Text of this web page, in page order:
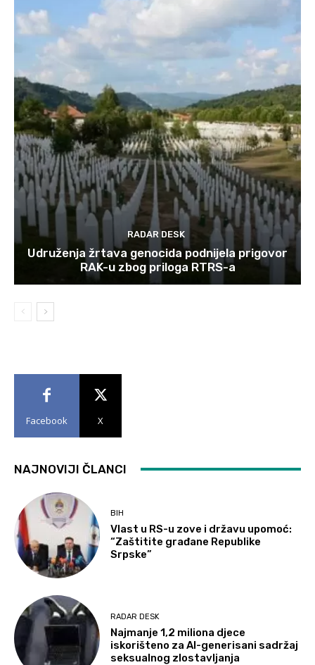
RADAR DESK
Udruženja žrtava genocida podnijela prigovor
RAK-u zbog priloga RTRS-a
Facebook X
NAJNOVIJI ČLANCI
BIH
Vlast u RS-u zove i državu upomoć:
“Zaštitite građane Republike
Srpske”
RADAR DESK
Najmanje 1,2 miliona djece
iskorišteno za AI-generisani sadržaj
seksualnog zlostavljanja